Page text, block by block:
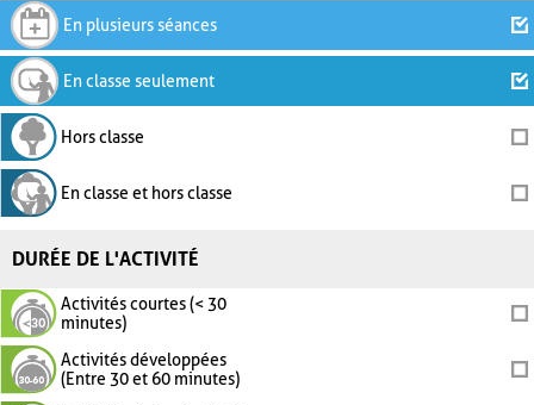
En plusieurs séances
En classe seulement
Hors classe
En classe et hors classe
DURÉE DE L'ACTIVITÉ
Activités courtes (< 30
minutes)
Activités développées
(Entre 30 et 60 minutes)